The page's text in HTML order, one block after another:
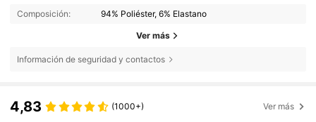
Composición: 94% Poliéster, 6% Elastano
Ver más
Información de seguridad y contactos
4,83 (1000+) Ver más